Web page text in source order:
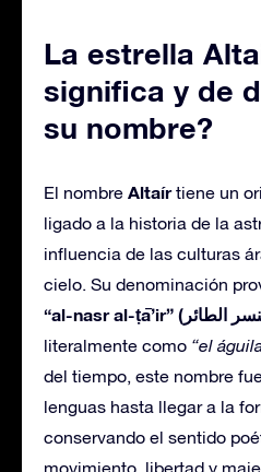
La estrella
significa y de
su nombre?
El nombre Altaírtiene un
ligado a la historia de la
influencia de las culturas
cielo. Su denominación
literalmente como “el
del tiempo, este nombre
lenguas hasta llegar a la
conservando el sentido
movimiento, libertad y